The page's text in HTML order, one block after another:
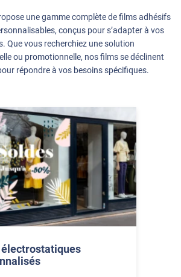
une gamme complète de films adhésifs
conçus pour s’adapter à vos
Que vous recherchiez une solution
ou promotionnelle, nos films se déclinent
répondre à vos besoins spécifiques.